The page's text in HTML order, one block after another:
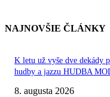
NAJNOVŠIE ČLÁNKY
K letu už vyše dve dekády
hudby a jazzu HUDBA
8. augusta 2026